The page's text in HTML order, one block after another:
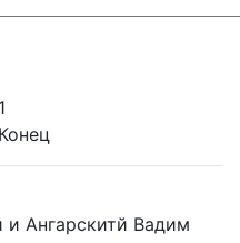
и Ангарскитй Вадим